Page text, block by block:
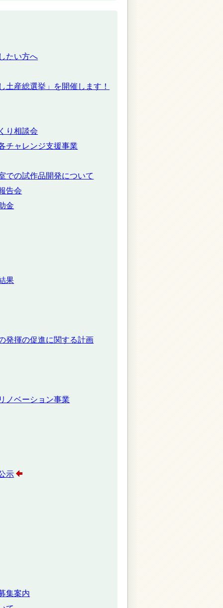
たい方へ
土産総選挙」を開催します！
り相談会
チャレンジ支援事業
での試作品開発について
告会
金
果
発揮の促進に関する計画
ノベーション事業
示
集案内